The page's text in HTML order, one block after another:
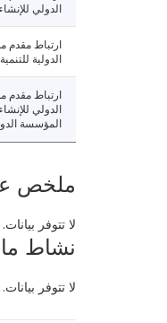
الدولي
ارتباط مقدم
الدولية للتنمية
ارتباط مقدم
الدولي
المؤسسة
ملخص عن
لا تتوفر بيانات.
نشاط مالي
لا تتوفر بيانات.